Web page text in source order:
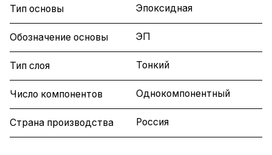
Тип основы Эпоксидная
Обозначение основы ЭП
Тип слоя Тонкий
Число компонентов Однокомпонентный
Страна производства Россия